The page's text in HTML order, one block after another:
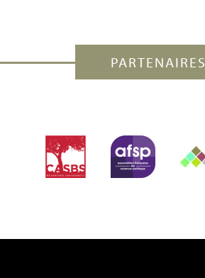
PARTENAIRES